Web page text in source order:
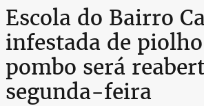
Escola do Bairro
infestada de
pombo será
segunda-feira